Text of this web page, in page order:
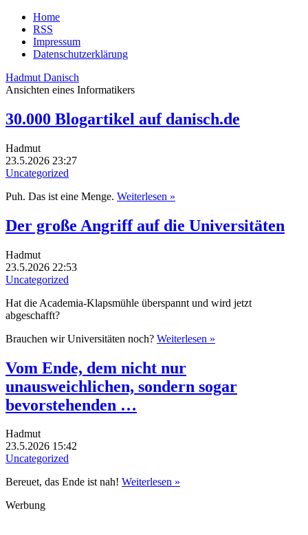
Home
RSS
Impressum
Datenschutzerklärung
Hadmut Danisch
Ansichten eines Informatikers
30.000 Blogartikel auf danisch.de
Hadmut
23.5.2026 23:27
Uncategorized
Puh. Das ist eine Menge. Weiterlesen »
Der große Angriff auf die Universitäten
Hadmut
23.5.2026 22:53
Uncategorized
Hat die Academia-Klapsmühle überspannt und wird jetzt
abgeschafft?
Brauchen wir Universitäten noch? Weiterlesen »
Vom Ende, dem nicht nur
unausweichlichen, sondern sogar
bevorstehenden …
Hadmut
23.5.2026 15:42
Uncategorized
Bereuet, das Ende ist nah! Weiterlesen »
Werbung